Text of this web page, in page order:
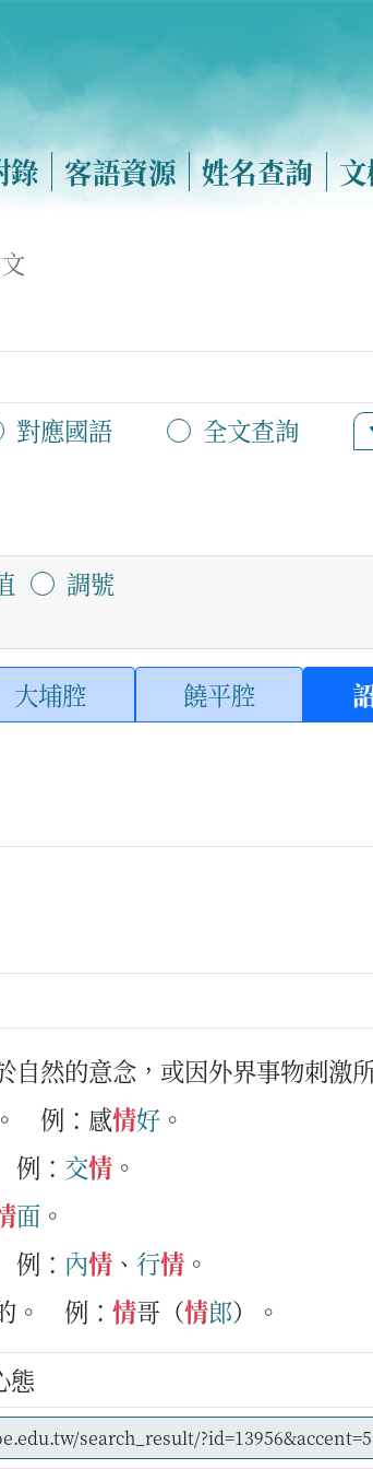
錄 客語資源 姓名查詢
對應國語 全文查詢
調號
大埔腔 饒平腔
自然的意念，或因外界事物刺激
例：感情好 。
例： 交情 。
面 。
例： 內情 、 行情 。
。 例： 情哥（情郎）。
態